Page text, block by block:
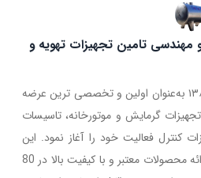
تامین تجهیزات تهویه و
مجموعه دمـاتجهیـز از سال ۱۳۸۳ به‌عنوان اولین و تخصصی ترین عرضه
گرمایش و موتورخانه، تاسیسات
کنترل فعالیت خود را آغاز نمود. این
مجموعه کامل و تخصصی با ارائه محصولات معتبر و با کیفیت بالا در 80